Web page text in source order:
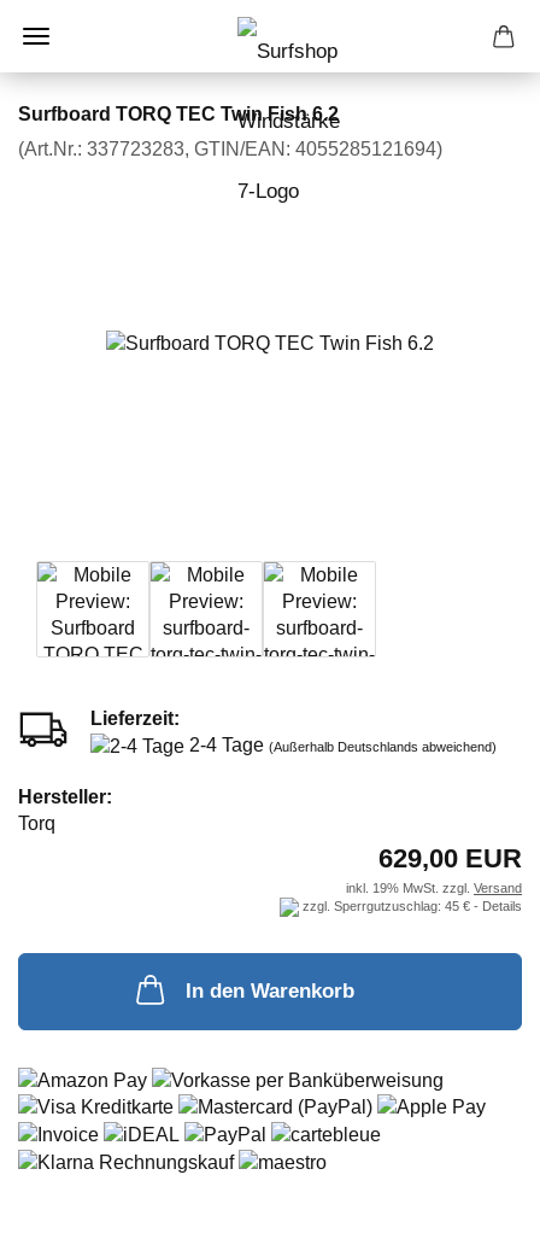
Surfboard TORQ TEC Twin Fish 6.2
(Art.Nr.: 337723283 GTIN/EAN: 4055285121694)
Lieferzeit:
2-4 Tage (Außerhalb Deutschlands abweichend)
Hersteller:
Torq
629,00 EUR
inkl. 19% MwSt. zzgl. Versand
zzgl. Sperrgutzuschlag: 45 € - Details
In den Warenkorb